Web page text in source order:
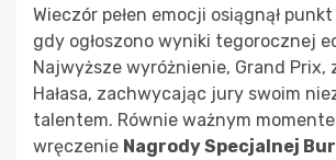
Wieczór pełen emocji osiągnął
gdy ogłoszono wyniki tegorocznej
Najwyższe wyróżnienie, Grand Prix,
Hałasa, zachwycając jury swoim
talentem. Równie ważnym
wręczenie Nagrody Specjalnej